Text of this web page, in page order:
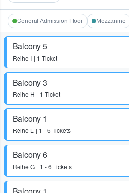
General Admission Floor Mezzanine
Balcony 5
Reihe I 1 Ticket
Balcony 3
Reihe H 1 Ticket
Balcony 1
Reihe L 1 - 6 Tickets
Balcony 6
Reihe G 1 - 6 Tickets